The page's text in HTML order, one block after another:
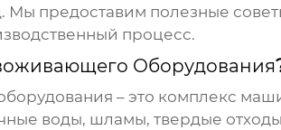
предоставим полезные
процесс.
Оборудования
– это комплекс
воды, шламы, твердые